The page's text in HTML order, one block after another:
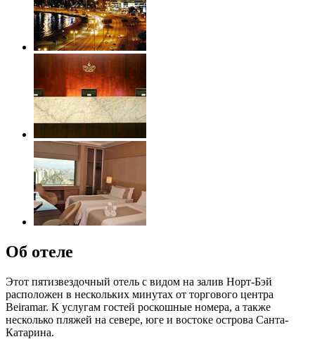
Об отеле
Этот пятизвездочный отель с видом на залив Норт-Бэй
расположен в нескольких минутах от торгового центра
Beiramar. К услугам гостей роскошные номера, а также
несколько пляжей на севере, юге и востоке острова Санта-
Катарина.